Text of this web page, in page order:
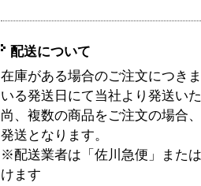
配送について
在庫がある場合のご注文につき
いる発送日にて当社より発送い
尚、複数の商品をご注文の場合
発送となります。
※配送業者は「佐川急便」また
けます